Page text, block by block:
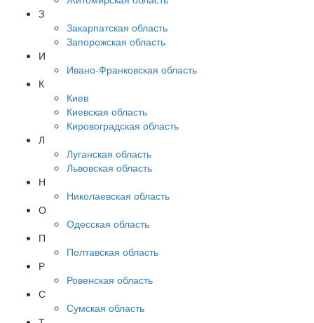
З
Закарпатская область
Запорожская область
И
Ивано-Франковская область
К
Киев
Киевская область
Кировоградская область
Л
Луганская область
Львовская область
Н
Николаевская область
О
Одесская область
П
Полтавская область
Р
Ровенская область
С
Сумская область